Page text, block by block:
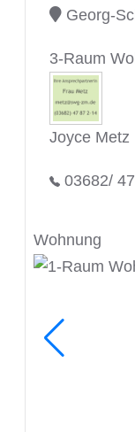
Georg-
3-Raum
Joyce Metz
03682/
Wohnung